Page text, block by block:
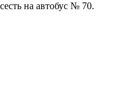
на автобус № 70.